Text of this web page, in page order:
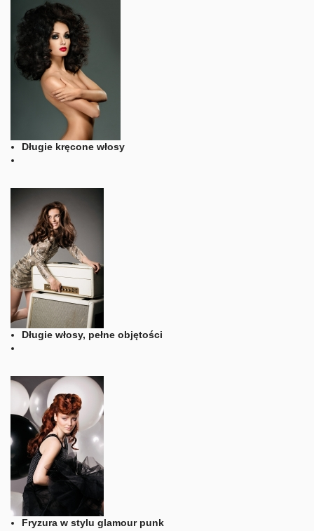
Długie kręcone włosy
Długie włosy, pełne objętości
Fryzura w stylu glamour punk